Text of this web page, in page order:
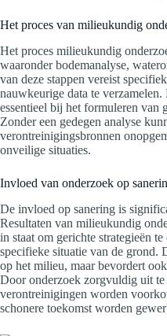
Het proces van milieukundig
Het proces milieukundig
waaronder bodemanalyse,
van deze stappen vereist
nauwkeurige data te
essentieel bij het formuleren van
Zonder een gedegen analyse
verontreinigingsbronnen
onveilige situaties.
Invloed van onderzoek op
De invloed op sanering is
Resultaten van milieukundig
in staat om gerichte strategieën
specifieke situatie van de grond.
op het milieu, maar bevordert
Door onderzoek zorgvuldig uit
verontreinigingen worden
schonere toekomst worden